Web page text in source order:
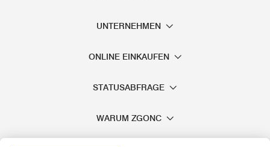
UNTERNEHMEN
ONLINE EINKAUFEN
STATUSABFRAGE
WARUM ZGONC